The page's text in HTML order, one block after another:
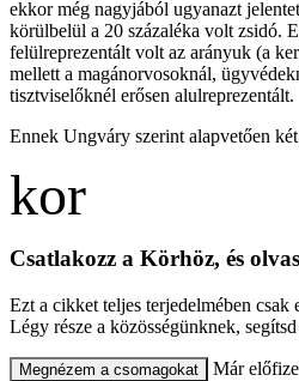
ekkor még nagyjából ugyanazt
körülbelül a 20 százaléka volt zsidó.
felülreprezentált volt az arányuk (a
mellett a magánorvosoknál,
tisztviselőknél erősen alulreprezentált.
Ennek Ungváry szerint alapvetően
Csatlakozz a Körhöz, és
Ezt a cikket teljes terjedelmében
Légy része a közösségünknek,
Megnézem a csomagokat
Már